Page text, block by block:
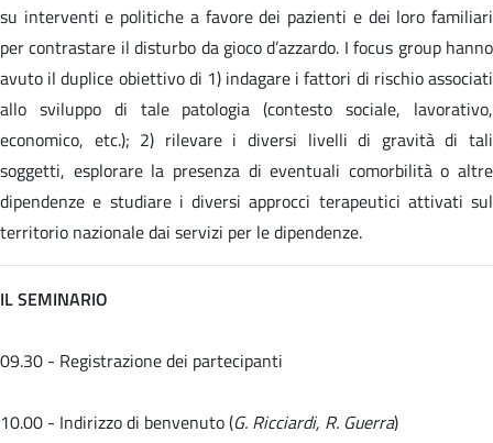
su interventi e politiche a favore dei pazienti e dei loro familiari
per contrastare il disturbo da gioco d’azzardo. I focus group hanno
avuto il duplice obiettivo di 1) indagare i fattori di rischio associati
allo sviluppo di tale patologia (contesto sociale, lavorativo,
economico, etc.); 2) rilevare i diversi livelli di gravità di tali
soggetti, esplorare la presenza di eventuali comorbilità o altre
dipendenze e studiare i diversi approcci terapeutici attivati sul
territorio nazionale dai servizi per le dipendenze.
IL SEMINARIO
09.30 - Registrazione dei partecipanti
10.00 - Indirizzo di benvenuto (G. Ricciardi, R. Guerra)